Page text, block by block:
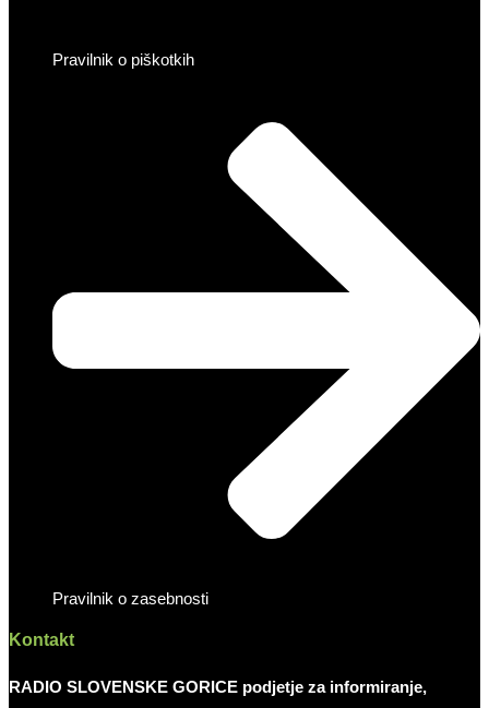
Pravilnik o piškotkih
Pravilnik o zasebnosti
Kontakt
RADIO SLOVENSKE GORICE podjetje za informiranje,